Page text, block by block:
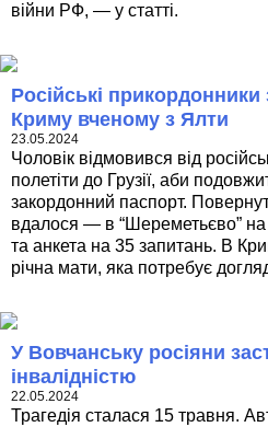
війни РФ, — у статті.
Російські прикордонники
Криму вченому з Ялти
23.05.2024
Чоловік відмовився від
полетіти до Грузії, аби
закордонний паспорт.
вдалося — в “Шереметьєво” на
та анкета на 35 запитань. В
річна мати, яка потребує
У Вовчанську росіяни
інвалідністю
22.05.2024
Трагедія сталася 15 травня.